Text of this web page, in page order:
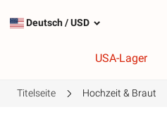
Deutsch/USD
USA-Lager
Titelseite Hochzeit & Braut